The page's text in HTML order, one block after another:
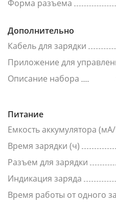
Форма разъема
Дополнительно
Кабель для зарядки
Приложение для
Описание набора
Питание
Емкость аккумулятора
Время зарядки (ч)
Разъем для зарядки
Индикация заряда
Время работы от одного